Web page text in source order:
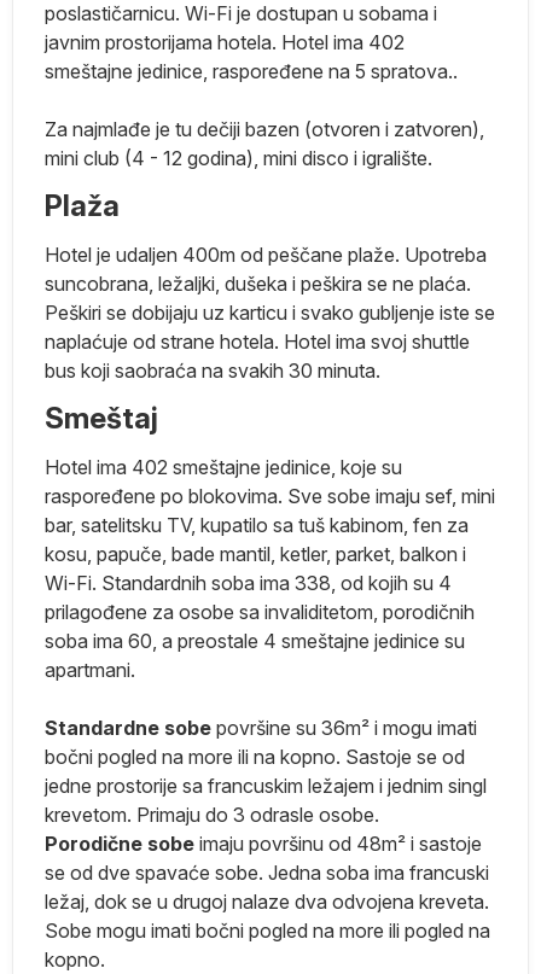
poslastičarnicu. Wi-Fi je dostupan u sobama i
javnim prostorijama hotela. Hotel ima 402
smeštajne jedinice, raspoređene na 5 spratova..
Za najmlađe je tu dečiji bazen (otvoren i zatvoren),
mini club (4 - 12 godina), mini disco i igralište.
Plaža
Hotel je udaljen 400m od peščane plaže. Upotreba
suncobrana, ležaljki, dušeka i peškira se ne plaća.
Peškiri se dobijaju uz karticu i svako gubljenje iste se
naplaćuje od strane hotela. Hotel ima svoj shuttle
bus koji saobraća na svakih 30 minuta.
Smeštaj
Hotel ima 402 smeštajne jedinice, koje su
raspoređene po blokovima. Sve sobe imaju sef, mini
bar, satelitsku TV, kupatilo sa tuš kabinom, fen za
kosu, papuče, bade mantil, ketler, parket, balkon i
Wi-Fi. Standardnih soba ima 338, od kojih su 4
prilagođene za osobe sa invaliditetom, porodičnih
soba ima 60, a preostale 4 smeštajne jedinice su
apartmani.
Standardne sobe površine su 36m² i mogu imati
bočni pogled na more ili na kopno. Sastoje se od
jedne prostorije sa francuskim ležajem i jednim singl
krevetom. Primaju do 3 odrasle osobe.
Porodične sobe imaju površinu od 48m² i sastoje
se od dve spavaće sobe. Jedna soba ima francuski
ležaj, dok se u drugoj nalaze dva odvojena kreveta.
Sobe mogu imati bočni pogled na more ili pogled na
kopno.